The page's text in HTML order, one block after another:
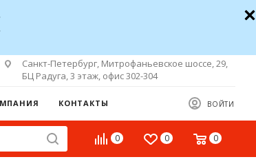
Санкт-Петербург, Митрофаньевское шоссе, 29,
БЦ Радуга, 3 этаж, офис 302-304
ВОЙТИ
КОНТАКТЫ
0 0 0